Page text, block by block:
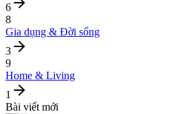
6
8
Gia dụng & Đời sống
3
9
Home & Living
1
Bài viết mới